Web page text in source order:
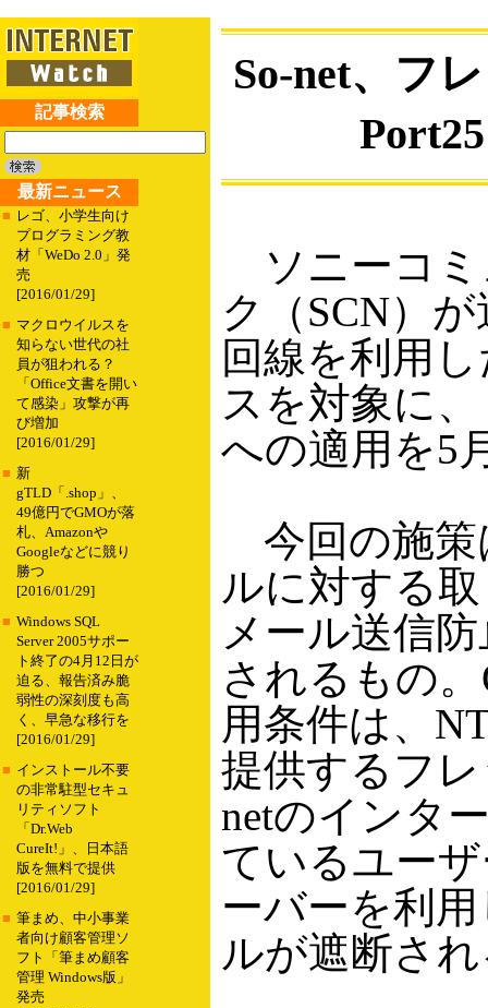
記事検索
最新ニュース
■ レゴ、小学生向け
プログラミング教
材「WeDo 2.0」発
売
[2016/01/29]
■ マクロウイルスを
知らない世代の社
員が狙われる？
「Office文書を開い
て感染」攻撃が再
び増加
[2016/01/29]
■ 新
gTLD「.shop」、
49億円でGMOが落
札、Amazonや
Googleなどに競り
勝つ
[2016/01/29]
■ Windows SQL
Server 2005サポー
ト終了の4月12日が
迫る、報告済み脆
弱性の深刻度も高
く、早急な移行を
[2016/01/29]
■ インストール不要
の非常駐型セキュ
リティソフト
「Dr.Web
CureIt!」、日本語
版を無料で提供
[2016/01/29]
■ 筆まめ、中小事業
者向け顧客管理ソ
フト「筆まめ顧客
管理 Windows版」
発売
So-net、フ
ソニーコミ
ク（SCN）
回線を利用
スを対象に、
への適用を5
今回の施策
ルに対する
メール送信
されるもの。
用条件は、
提供するフ
netのインタ
ているユー
ーバーを利
ルが遮断さ